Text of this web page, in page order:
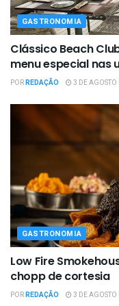
GASTRONOMIA
Clássico Beach
menu especial nas
PORREDAÇÃO 3 DE
GASTRONOMIA
Low Fire
chopp de cortesia
PORREDAÇÃO 3 DE